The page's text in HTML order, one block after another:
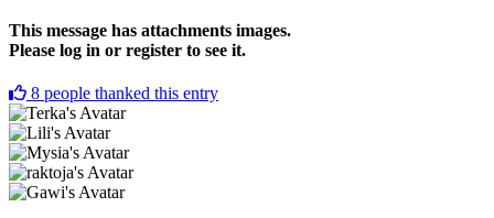
This message has attachments images.
Please log in or register to see it.
8 people thanked this entry